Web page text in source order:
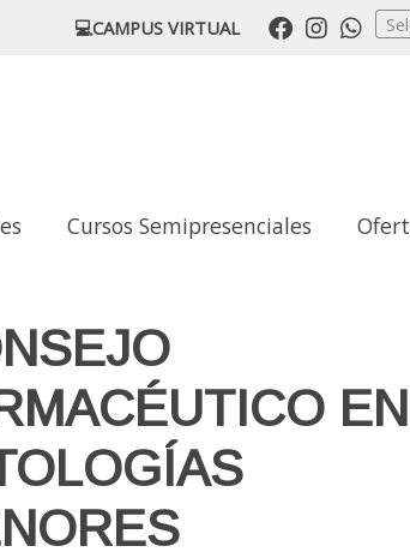
💻CAMPUS VIRTUAL
Cursos Semipresenciales
EN